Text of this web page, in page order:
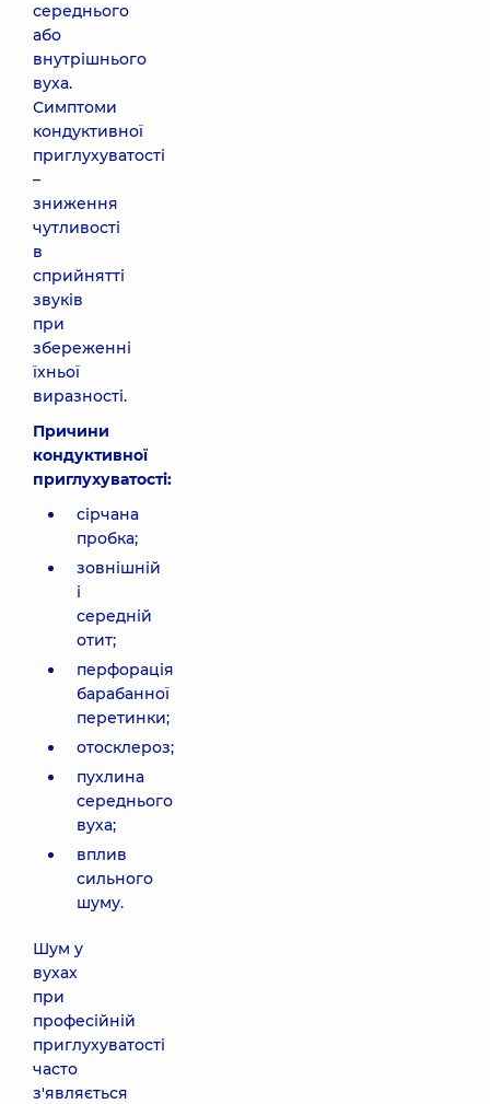
середнього
або
внутрішнього
вуха.
Симптоми
кондуктивної
приглухуватості
–
зниження
чутливості
в
сприйнятті
звуків
при
збереженні
їхньої
виразності.
Причини
кондуктивної
приглухуватості:
сірчана
пробка;
зовнішній
і
середній
отит;
перфорація
барабанної
перетинки;
отосклероз;
пухлина
середнього
вуха;
вплив
сильного
шуму.
Шум у
вухах
при
професійній
приглухуватості
часто
з'являється